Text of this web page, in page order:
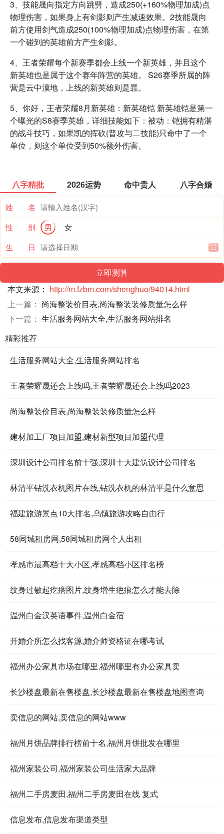
3、技能晟向指定方向跳劈，造成250(+160%物理加成)点
物理伤害，如果身上有剑影则产生减速效果。2技能晟向
前方使用剑气造成250(100%物理加成)点物理伤害，在第
一个碰到的英雄前方产生剑影。
4、王者荣耀每个新赛季都会上线一个新英雄，并且这个
新英雄也是属于这个赛年阵营的英雄。 S26赛季所属的阵
营是云中漠地，上线的新英雄则是暃。
5、你好，王者荣耀8月新英雄：新英雄铠 新英雄铠是第一
个曝光的S8赛季英雄，详细技能如下：被动：铠拥有精湛
的战斗技巧，如果凯的挥砍(普攻与二技能)只命中了一个
单位，则这个单位受到50%额外伤害。
八字精批 2026运势 命中贵人 八字合婚
姓 名
性 别
男
女
生 日
本文来源： http://m.fzbm.com/shenghuo/94014.html
上一篇： 尚海整装价目表,尚海整装装修质量怎么样
下一篇： 生活服务网站大全,生活服务网站排名
精彩推荐
生活服务网站大全,生活服务网站排名
王者荣耀晟还会上线吗,王者荣耀晟还会上线吗2023
尚海整装价目表,尚海整装装修质量怎么样
建材加工厂项目加盟,建材新型项目加盟代理
深圳设计公司排名前十强,深圳十大建筑设计公司排名
林清平钻洗衣机图片在线,钻洗衣机的林清平是什么意思
福建旅游景点10大排名,乌镇旅游攻略自由行
58同城租房网,58同城租房网个人出租
孝感市最高档十大小区,孝感高档小区排名榜
纹身过敏起疙瘩图片,纹身增生疤痕怎么才能去除
温州白金汉英语事件,温州白金宿
开婚介所怎么找客源,婚介师资格证在哪考试
福州办公家具市场在哪里,福州哪里有办公家具卖
长沙楼盘最新在售楼盘,长沙楼盘最新在售楼盘地图查询
卖信息的网站,卖信息的网站www
福州月饼品牌排行榜前十名,福州月饼批发在哪里
福州家装公司,福州家装公司生活家大品牌
福州二手房麦田,福州二手房麦田在线 复式
信息发布,信息发布渠道类型